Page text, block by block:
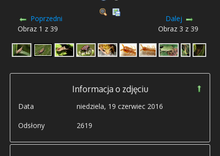
Poprzedni
Obraz 1 z 39
Dalej
Obraz 3 z 39
Informacja o zdjęciu
Data niedziela, 19 czerwiec 2016
Odsłony 2619